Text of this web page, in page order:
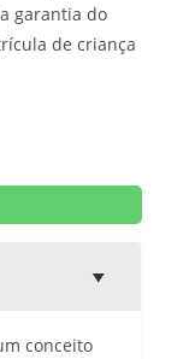
garantia do
de criança
conceito